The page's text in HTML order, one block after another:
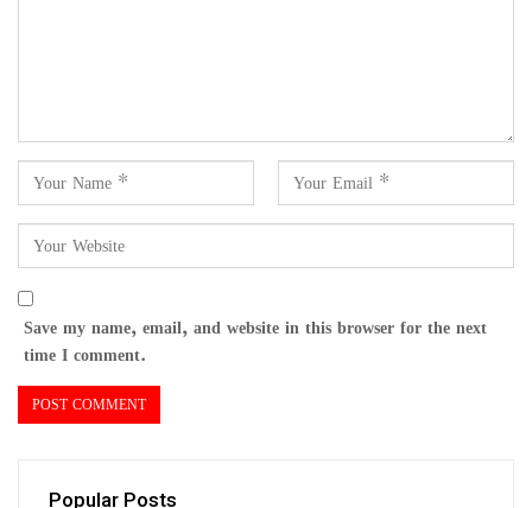
Save my name, email, and website in this browser for the next
time I comment.
Popular Posts